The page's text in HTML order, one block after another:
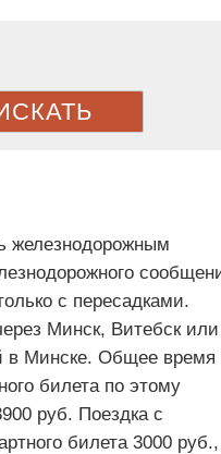
железнодорожным
с пересадками.
Минск, Витебск или
в Минске. Общее время
билета по этому
руб. Поездка с
билета 3000 руб.,